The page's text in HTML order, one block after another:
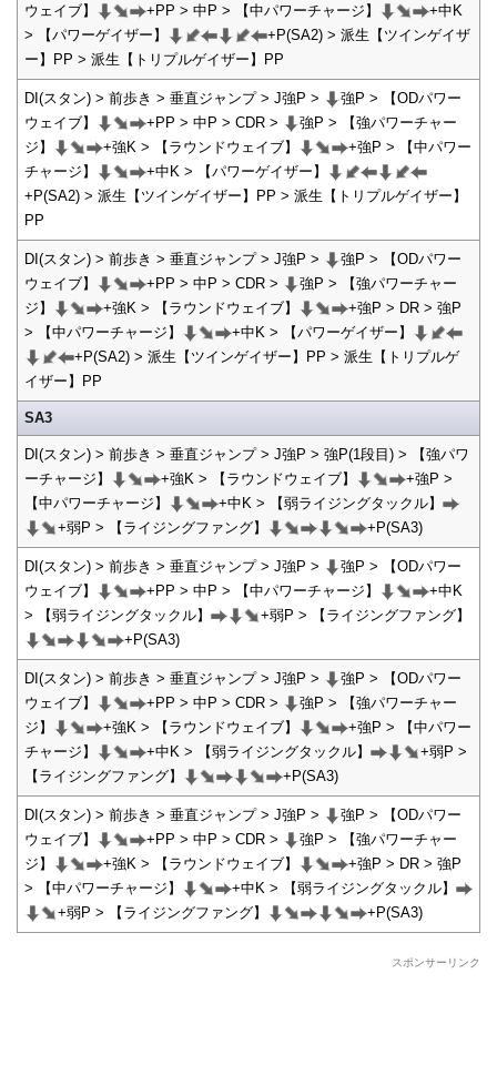
ウェイブ】
+PP > 中P > 【中パワーチャージ】
+中K
> 【パワーゲイザー】
+P(SA2) > 派生【ツインゲイザ
ー】PP > 派生【トリプルゲイザー】PP
DI(スタン) > 前歩き > 垂直ジャンプ > J強P >
強P > 【ODパワー
ウェイブ】
+PP > 中P > CDR >
強P > 【強パワーチャー
ジ】
+強K > 【ラウンドウェイブ】
+強P > 【中パワー
チャージ】
+中K > 【パワーゲイザー】
+P(SA2) > 派生【ツインゲイザー】PP > 派生【トリプルゲイザー】
PP
DI(スタン) > 前歩き > 垂直ジャンプ > J強P >
強P > 【ODパワー
ウェイブ】
+PP > 中P > CDR >
強P > 【強パワーチャー
ジ】
+強K > 【ラウンドウェイブ】
+強P > DR > 強P
> 【中パワーチャージ】
+中K > 【パワーゲイザー】
+P(SA2) > 派生【ツインゲイザー】PP > 派生【トリプルゲ
イザー】PP
SA3
DI(スタン) > 前歩き > 垂直ジャンプ > J強P > 強P(1段目) > 【強パワ
ーチャージ】
+強K > 【ラウンドウェイブ】
+強P >
【中パワーチャージ】
+中K > 【弱ライジングタックル】
+弱P > 【ライジングファング】
+P(SA3)
DI(スタン) > 前歩き > 垂直ジャンプ > J強P >
強P > 【ODパワー
ウェイブ】
+PP > 中P > 【中パワーチャージ】
+中K
> 【弱ライジングタックル】
+弱P > 【ライジングファング】
+P(SA3)
DI(スタン) > 前歩き > 垂直ジャンプ > J強P >
強P > 【ODパワー
ウェイブ】
+PP > 中P > CDR >
強P > 【強パワーチャー
ジ】
+強K > 【ラウンドウェイブ】
+強P > 【中パワー
チャージ】
+中K > 【弱ライジングタックル】
+弱P >
【ライジングファング】
+P(SA3)
DI(スタン) > 前歩き > 垂直ジャンプ > J強P >
強P > 【ODパワー
ウェイブ】
+PP > 中P > CDR >
強P > 【強パワーチャー
ジ】
+強K > 【ラウンドウェイブ】
+強P > DR > 強P
> 【中パワーチャージ】
+中K > 【弱ライジングタックル】
+弱P > 【ライジングファング】
+P(SA3)
スポンサーリンク